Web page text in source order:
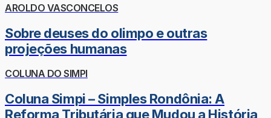
AROLDO VASCONCELOS
Sobre deuses do olimpo e outras
projeções humanas
COLUNA DO SIMPI
Coluna Simpi – Simples Rondônia: A
Reforma Tributária que Mudou a História